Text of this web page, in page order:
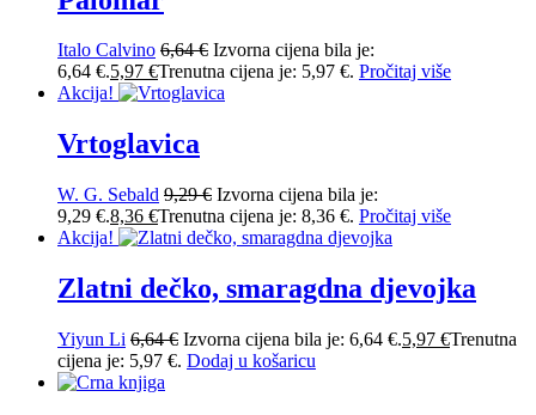
Italo Calvino 6,64€ Izvorna cijena bila je:
6,64 €.5,97 €Trenutna cijena je: 5,97 €. Pročitaj više
Akcija!
Vrtoglavica
W. G. Sebald 9,29€ Izvorna cijena bila je:
9,29 €.8,36 €Trenutna cijena je: 8,36 €. Pročitaj više
Akcija!
Zlatni dečko, smaragdna djevojka
Yiyun Li 6,64€ Izvorna cijena bila je: 6,64 €.5,97 €Trenutna
cijena je: 5,97 €. Dodaj u košaricu